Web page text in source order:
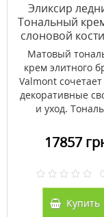
Эликсир
Тональный
слоновой
In Shanghai
Матовый
крем элитного
Valmont
декоративные
и уход.
17857
0
Купить